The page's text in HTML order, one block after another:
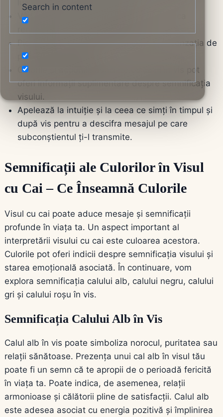
lua decizii importante în viață.
Vânzarea unui cal maro în vis poate indica
Pierderea unui cal maro poate sugera senzația de
pierdere a libertății.
Culorile și acțiunile asociate cu calul în vis pot
oferi informații suplimentare despre semnificația
visului.
Apelează la intuiție și la ceea ce simți în timpul și
după vis pentru a descifra mesajul pe care
subconștientul ți-l transmite.
Semnificații ale Culorilor în Visul
cu Cai – Ce Înseamnă Culorile
Visul cu cai poate aduce mesaje și semnificații
profunde în viața ta. Un aspect important al
interpretării visului cu cai este culoarea acestora.
Culorile pot oferi indicii despre semnificația visului și
starea emoțională asociată. În continuare, vom
explora semnificația calului alb, calului negru, calului
gri și calului roșu în vis.
Semnificația Calului Alb în Vis
Calul alb în vis poate simboliza norocul, puritatea sau
relații sănătoase. Prezența unui cal alb în visul tău
poate fi un semn că te apropii de o perioadă fericită
în viața ta. Poate indica, de asemenea, relații
armonioase și călătorii pline de satisfacții. Calul alb
este adesea asociat cu energia pozitivă și împlinirea
Search in content